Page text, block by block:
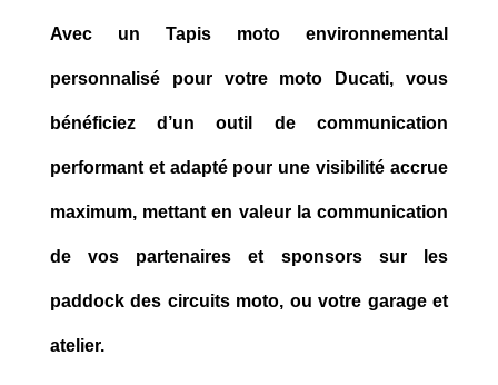
Avec un Tapis moto environnemental
personnalisé pour votre moto Ducati, vous
bénéficiez d’un outil de communication
performant et adapté pour une visibilité accrue
maximum, mettant en valeur la communication
de vos partenaires et sponsors sur les
paddock des circuits moto, ou votre garage et
atelier.